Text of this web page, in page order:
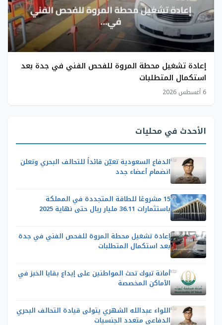
إعادة تشغيل محطة المروة للفحص الفني في جدة بعد
استكمال المتطلبات
6 أغسطس 2026
الأحدث في محليات
الدفاع السعودية تعيّن قائداً للتحالف البحري وتعلن
انضمام أعضاء جدد
15 مشروعًا للطاقة المتجددة في المملكة
باستثمارات 36.11 مليار ريال حتى نهاية 2025
إعادة تشغيل محطة المروة للفحص الفني في جدة
بعد استكمال المتطلبات
أمانة تبوك تحث المواطنين على إيداع بقايا الخبز في
الأماكن المخصصة
اللواء عبدالله الشهري يتولى قيادة التحالف البحري
الدفاعي متعدد الجنسيات